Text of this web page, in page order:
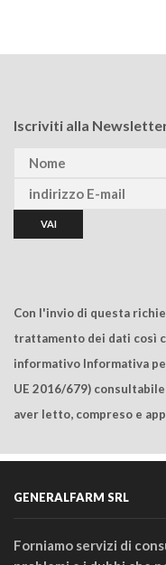
Iscriviti alla
Con l'invio di questa
trattamento dei dati così
informativo Informativa
UE 2016/679)
aver letto, compreso e
GENERALFARM SRL
Forniamo servizi di